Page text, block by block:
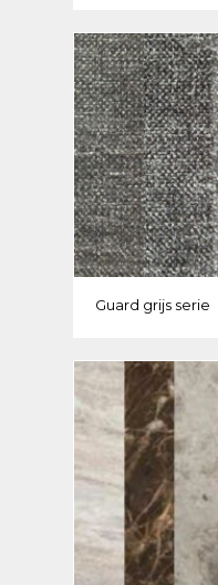
Guard grijs serie